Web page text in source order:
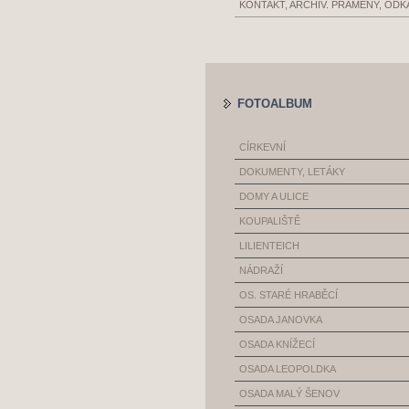
KONTAKT, ARCHIV. PRAMENY,
FOTOALBUM
CÍRKEVNÍ
DOKUMENTY, LETÁKY
DOMY A ULICE
KOUPALIŠTĚ
LILIENTEICH
NÁDRAŽÍ
OS. STARÉ HRABĚCÍ
OSADA JANOVKA
OSADA KNÍŽECÍ
OSADA LEOPOLDKA
OSADA MALÝ ŠENOV